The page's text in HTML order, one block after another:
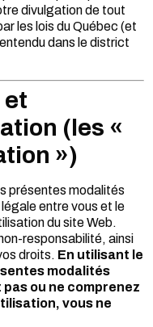
divulgation de tout
les lois du Québec (et
dans le district
et
(les «
»)
présentes modalités
entre vous et le
du site Web.
responsabilité, ainsi
droits. En utilisant le
modalités
pas ou ne comprenez
vous ne